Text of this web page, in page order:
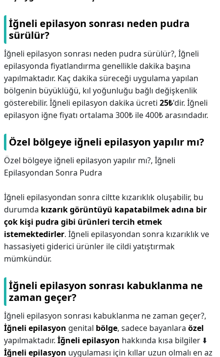
İğneli epilasyon sonrası neden pudra
sürülür?
İğneli epilasyon sonrası neden pudra sürülür?, İğneli
epilasyonda fiyatlandırma genellikle dakika başına
yapılmaktadır. Kaç dakika süreceği uygulama yapılan
bölgenin büyüklüğü, kıl yoğunluğu bağlı değişkenlik
gösterebilir. İğneli epilasyon dakika ücreti 25₺'dir. İğneli
epilasyon iğne fiyatı ortalama 300₺ ile 400₺ arasındadır.
Özel bölgeye iğneli epilasyon yapılır mı?
Özel bölgeye iğneli epilasyon yapılır mı?, İğneli
Epilasyondan Sonra Pudra
İğneli epilasyondan sonra ciltte kızarıklık oluşabilir, bu
durumda kızarık görüntüyü kapatabilmek adına bir
çok kişi pudra gibi ürünleri tercih etmek
istemektedirler. İğneli epilasyondan sonra kızarıklık ve
hassasiyeti giderici ürünler ile cildi yatıştırmak
mümkündür.
İğneli epilasyon sonrası kabuklanma ne
zaman geçer?
İğneli epilasyon sonrası kabuklanma ne zaman geçer?,
İğneli epilasyon genital bölge, sadece bayanlara özel
yapılmaktadır. İğneli epilasyon hakkında kısa bilgiler ⬇️
İğneli epilasyon uygulaması için kıllar uzun olmalı en az